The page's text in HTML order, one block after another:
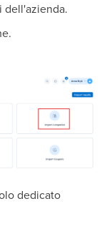
dell'azienda.
dedicato